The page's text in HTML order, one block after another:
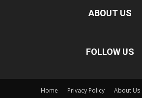
ABOUT US
FOLLOW US
Home Privacy Policy About Us